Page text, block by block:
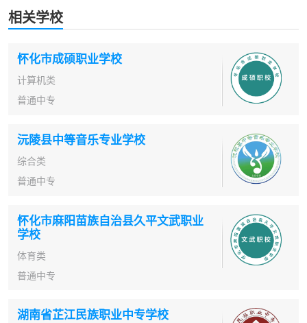
相关学校
怀化市成硕职业学校
计算机类
普通中专
沅陵县中等音乐专业学校
综合类
普通中专
怀化市麻阳苗族自治县久平文武职业
学校
体育类
普通中专
湖南省芷江民族职业中专学校